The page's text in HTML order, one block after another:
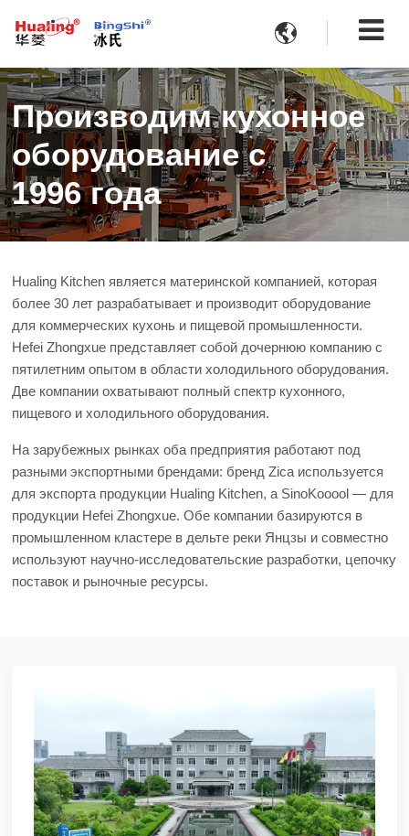

Производим кухонное
оборудование с
1996 года
Hualing Kitchen является материнской компанией, которая
более 30 лет разрабатывает и производит оборудование
для коммерческих кухонь и пищевой промышленности.
Hefei Zhongxue представляет собой дочернюю компанию с
пятилетним опытом в области холодильного оборудования.
Две компании охватывают полный спектр кухонного,
пищевого и холодильного оборудования.
На зарубежных рынках оба предприятия работают под
разными экспортными брендами: бренд Zica используется
для экспорта продукции Hualing Kitchen, а SinoKooool — для
продукции Hefei Zhongxue. Обе компании базируются в
промышленном кластере в дельте реки Янцзы и совместно
используют научно-исследовательские разработки, цепочку
поставок и рыночные ресурсы.